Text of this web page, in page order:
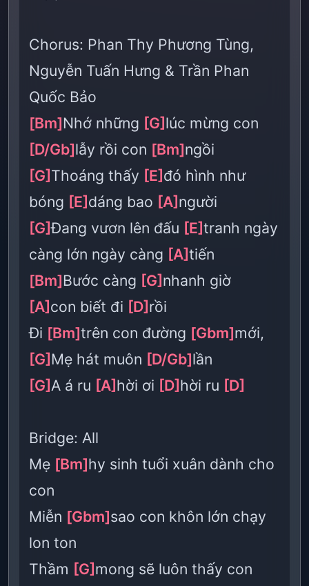
Chorus: Phan Thy Phương Tùng,
Nguyễn Tuấn Hưng & Trần Phan
Quốc Bảo
[Bm]Nhớ những [G]lúc mừng con
[D/Gb]lẫy rồi con [Bm]ngồi
[G]Thoáng thấy [E]đó hình như
bóng [E]dáng bao [A]người
[G]Đang vươn lên đấu [E]tranh ngày
càng lớn ngày càng [A]tiến
[Bm]Bước càng [G]nhanh giờ
[A]con biết đi [D]rồi
Đi [Bm]trên con đường [Gbm]mới,
[G]Mẹ hát muôn [D/Gb]lần
[G]A á ru [A]hời ơi [D]hời ru [D]
Bridge: All
Mẹ [Bm]hy sinh tuổi xuân dành cho
con
Miễn [Gbm]sao con khôn lớn chạy
lon ton
Thầm [G]mong sẽ luôn thấy con